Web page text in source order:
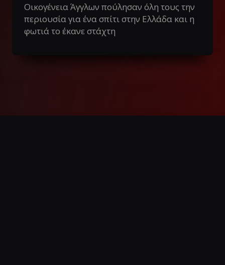
Οικογένεια Άγγλων πούλησαν όλη τους την
περιουσία για ένα σπίτι στην Ελλάδα και η
φωτιά το έκανε στάχτη